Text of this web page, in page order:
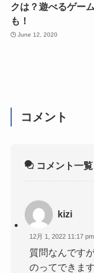
クは？遊べるゲー
も！
June 12, 2020
コメント
コメント一覧
kizi
12月 1, 2022 11:17 pm
質問なんです
のってできま